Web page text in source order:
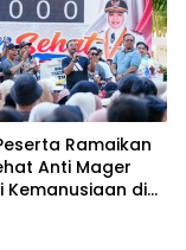
Ramaikan
Anti Mager
Kemanusiaan di